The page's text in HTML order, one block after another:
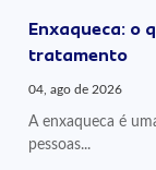
Enxaqueca: o
tratamento
04, ago de 2026
A enxaqueca é
pessoas...